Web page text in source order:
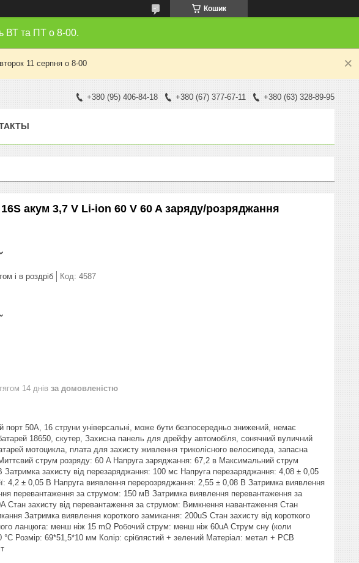
Кошик
ВТ та ПТ о 8-00.
11 серпня о 8-00
+380 (95) 406-84-18 +380 (67) 377-67-11 +380 (63) 328-89-95
акум 3,7 V Li-ion 60 V 60 A заряду/розряджання
і в роздріб Код: 4587
14 днів за домовленістю
50A, 16 струни універсальні, може бути безпосередньо знижений, немає
18650, скутер, Захисна панель для дрейфу автомобіля, сонячний вуличний
мотоцикла, плата для захисту живлення триколісного велосипеда, запасна
струм розряду: 60 A Напруга заряджання: 67,2 в Максимальний струм
захисту від перезаряджання: 100 мс Напруга перезаряджання: 4,08 ± 0,05
4,2 ± 0,05 В Напруга виявлення перерозряджання: 2,55 ± 0,08 В Затримка виявлення
перевантаження за струмом: 150 мВ Затримка виявлення перевантаження за
захисту від перевантаження за струмом: Вимкнення навантаження Стан
Затримка виявлення короткого замикання: 200uS Стан захисту від короткого
ланцюга: менш ніж 15 mΩ Робочий струм: менш ніж 60uA Струм сну (коли
Розмір: 69*51,5*10 мм Колір: сріблястий + зелений Матеріал: метал + PCB